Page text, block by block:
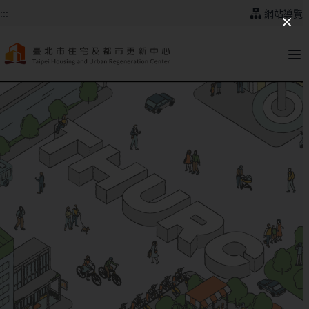
跳到主要內容
::: 網站導覽
:::